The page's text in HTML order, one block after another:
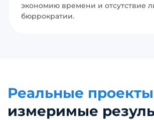
экономию времени и отсутствие
бюррократии.
Реальные проекты
измеримые